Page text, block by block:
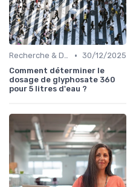
Recherche & Développement • 30/12/2025
Comment déterminer le
dosage de glyphosate 360
pour 5 litres d'eau ?